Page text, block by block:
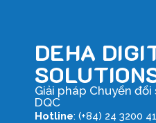
DEHA
Giải pháp Chuyển đổi
DQC
Hotline: (+84) 24 3200